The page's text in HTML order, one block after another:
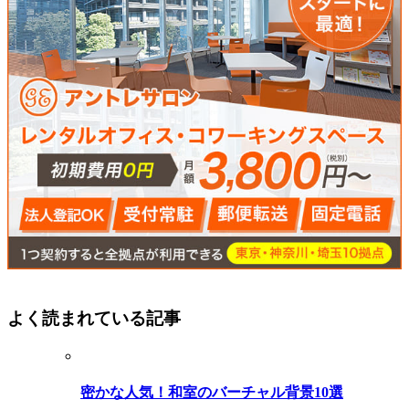
よく読まれている記事
密かな人気！和室のバーチャル背景10選